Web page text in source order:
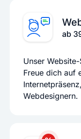
ab
Unser
Freue dich auf
Webdesignern.